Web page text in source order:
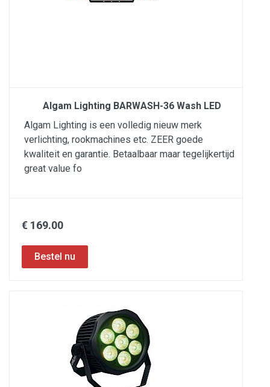
Algam Lighting BARWASH-36 Wash LED
Algam Lighting is een volledig nieuw merk
verlichting, rookmachines etc. ZEER goede
kwaliteit en garantie. Betaalbaar maar tegelijkertijd
great value fo
€ 169.00